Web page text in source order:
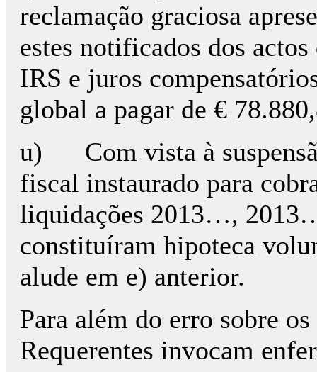
reclamação graciosa
estes notificados dos
IRS e juros
global a pagar de €
u) Com vista à
fiscal instaurado para
liquidações 2013…,
constituíram hipoteca
alude em e) anterior.
Para além do erro sobre
Requerentes invocam